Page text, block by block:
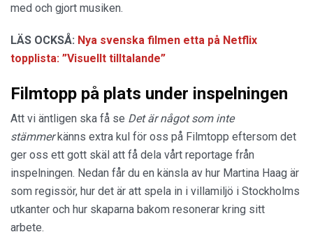
med och gjort musiken.
LÄS OCKSÅ: Nya svenska filmen etta på Netflix
topplista: ”Visuellt tilltalande”
Filmtopp på plats under inspelningen
Att vi äntligen ska få se Det är något som inte
stämmerkänns extra kul för oss på Filmtopp eftersom det
ger oss ett gott skäl att få dela vårt reportage från
inspelningen. Nedan får du en känsla av hur Martina Haag är
som regissör, hur det är att spela in i villamiljö i Stockholms
utkanter och hur skaparna bakom resonerar kring sitt
arbete.